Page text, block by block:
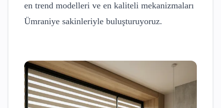
en trend modelleri ve en kaliteli mekanizmaları
Ümraniye sakinleriyle buluşturuyoruz.